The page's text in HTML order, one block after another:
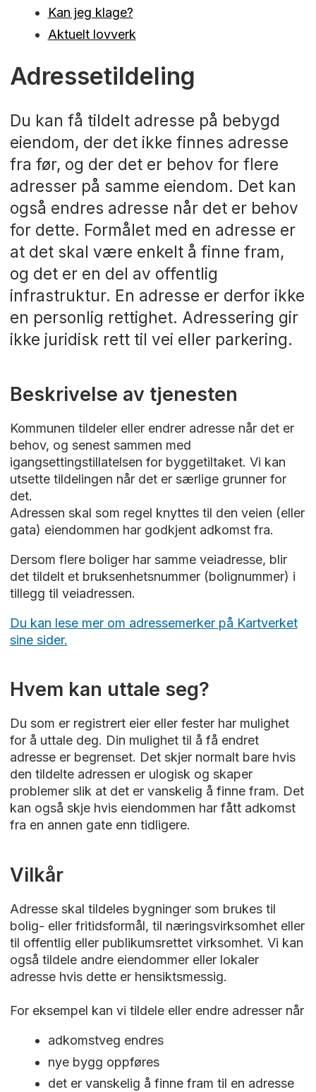
Kan jeg klage?
Aktuelt lovverk
Adressetildeling
Du kan få tildelt adresse på bebygd
eiendom, der det ikke finnes adresse
fra før, og der det er behov for flere
adresser på samme eiendom. Det kan
også endres adresse når det er behov
for dette. Formålet med en adresse er
at det skal være enkelt å finne fram,
og det er en del av offentlig
infrastruktur. En adresse er derfor ikke
en personlig rettighet. Adressering gir
ikke juridisk rett til vei eller parkering.
Beskrivelse av tjenesten
Kommunen tildeler eller endrer adresse når det er
behov, og senest sammen med
igangsettingstillatelsen for byggetiltaket. Vi kan
utsette tildelingen når det er særlige grunner for
det.
Adressen skal som regel knyttes til den veien (eller
gata) eiendommen har godkjent adkomst fra.
Dersom flere boliger har samme veiadresse, blir
det tildelt et bruksenhetsnummer (bolignummer) i
tillegg til veiadressen.
Du kan lese mer om adressemerker på Kartverket
sine sider.
Hvem kan uttale seg?
Du som er registrert eier eller fester har mulighet
for å uttale deg. Din mulighet til å få endret
adresse er begrenset. Det skjer normalt bare hvis
den tildelte adressen er ulogisk og skaper
problemer slik at det er vanskelig å finne fram. Det
kan også skje hvis eiendommen har fått adkomst
fra en annen gate enn tidligere.
Vilkår
Adresse skal tildeles bygninger som brukes til
bolig- eller fritidsformål, til næringsvirksomhet eller
til offentlig eller publikumsrettet virksomhet. Vi kan
også tildele andre eiendommer eller lokaler
adresse hvis dette er hensiktsmessig.
For eksempel kan vi tildele eller endre adresser når
adkomstveg endres
nye bygg oppføres
det er vanskelig å finne fram til en adresse